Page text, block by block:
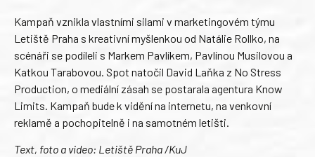
Kampaň vznikla vlastními silami v marketingovém týmu
Letiště Praha s kreativní myšlenkou od Natálie Rollko, na
scénáři se podíleli s Markem Pavlíkem, Pavlínou Musilovou a
Katkou Tarabovou. Spot natočil David Laňka z No Stress
Production, o mediální zásah se postarala agentura Know
Limits. Kampaň bude k vidění na internetu, na venkovní
reklamě a pochopitelně i na samotném letišti.
Text, foto a video: Letiště Praha /KuJ